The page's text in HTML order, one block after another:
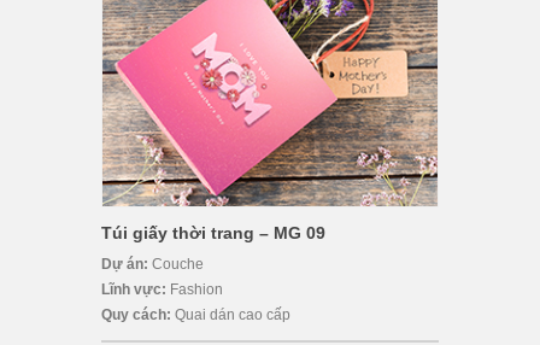
Túi giấy thời trang – MG 09
Dự án: Couche
Lĩnh vực: Fashion
Quy cách: Quai dán cao cấp